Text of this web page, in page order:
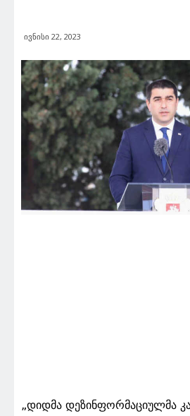
ივნისი 22, 2023
„დიდმა დეზინფორმაციულმა